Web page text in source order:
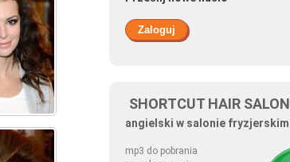
SHORTCUT HAIR SALON
angielski w salonie fryzjerskim
mp3 do pobrania